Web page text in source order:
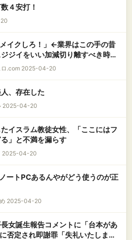
４安打！
クしろ！」←業界はこの手の昔
ジイをいい加減切り離すべき時期
ロ.com 2025-04-20
、存在した
2025-04-20
イスラム教徒女性、「ここにはフ
」と不満を漏らす
2025-04-20
ートPCあるんやがどう使うのが正
め 2025-04-20
女誕生報告コメントに「台本があ
否定され即謝罪「失礼いたしまし